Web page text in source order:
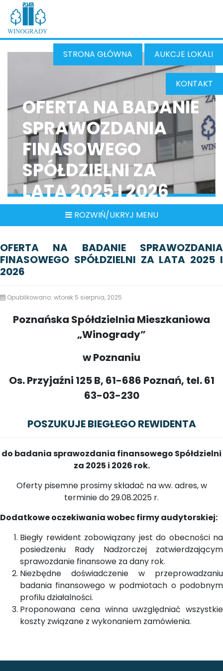
STRONA GŁÓWNA AUKCJE LOKALI
KONTAKT
OFERTA NA BADANIE
SPRAWOZDANIA
FINASOWEGO
SPÓŁDZIELNI ZA
LATA 2025 I 2026
ROZWIŃ/UKRYJ MENU
OFERTA NA BADANIE SPRAWOZDANIA
FINASOWEGO SPÓŁDZIELNI ZA LATA 2025 I
2026
Opublikowano: wtorek 5 sierpnia, 2025
Poznańska Spółdzielnia Mieszkaniowa
„Winogrady”
w Poznaniu
Os. Przyjaźni 125 B, 61-686 Poznań, tel. 61
63-03-230
POSZUKUJE BIEGŁEGO REWIDENTA
do badania sprawozdania finansowego Spółdzielni
za 2025 i 2026 rok.
Oferty pisemne prosimy składać na ww. adres, w
terminie do 29.08.2025 r.
Dodatkowe oczekiwania wobec firmy audytorskiej:
Biegły rewident zobowiązany jest do obecności na
posiedzeniu Rady Nadzorczej zatwierdzającym
sprawozdanie finansowe za dany rok.
Niezbędne doświadczenie w przeprowadzaniu
badania finansowego w podmiotach o podobnym
profilu działalności.
Proponowana cena winna uwzględniać wszystkie
koszty związane z wykonaniem zamówienia.